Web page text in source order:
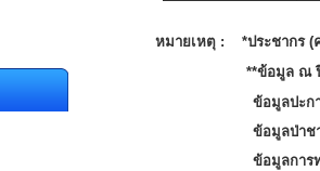
หมายเหตุ : *ประชากร (
**ข้อมูล ณ ปี
ข้อมูลปะก
ข้อมูลป่าช
ข้อมูลการ